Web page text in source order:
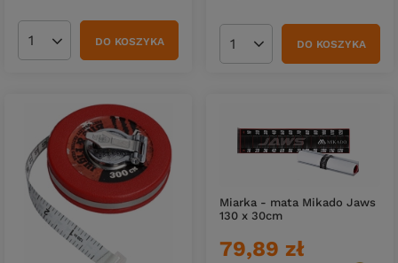
Ilość produktówDO KOSZYKA
Ilość produktówDO KOSZYKA
Miarka - mata Mikado Jaws
130 x 30cm
79,89 zł